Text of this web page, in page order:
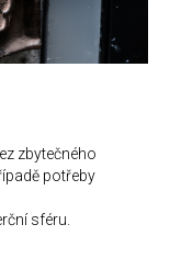
zbytečného
potřeby
sféru.